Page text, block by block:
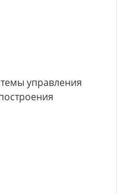
управления